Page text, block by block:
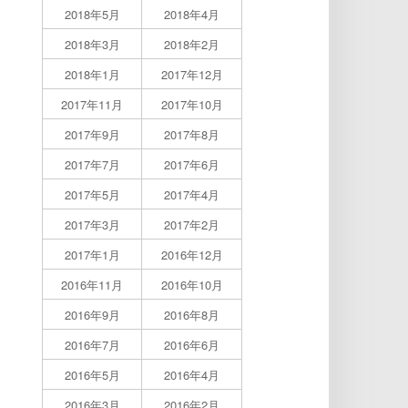
2018年5月
2018年4月
2018年3月
2018年2月
2018年1月
2017年12月
2017年11月
2017年10月
2017年9月
2017年8月
2017年7月
2017年6月
2017年5月
2017年4月
2017年3月
2017年2月
2017年1月
2016年12月
2016年11月
2016年10月
2016年9月
2016年8月
2016年7月
2016年6月
2016年5月
2016年4月